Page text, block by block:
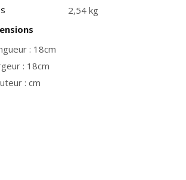
2,54 kg
: 18cm
: 18cm
: cm